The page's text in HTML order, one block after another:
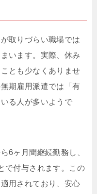
取りづらい職場では
います。実際、休み
とも少なくありませ
期雇用派遣では「有
る人が多いようで
6ヶ月間継続勤務し、
で付与されます。この
用されており、安心